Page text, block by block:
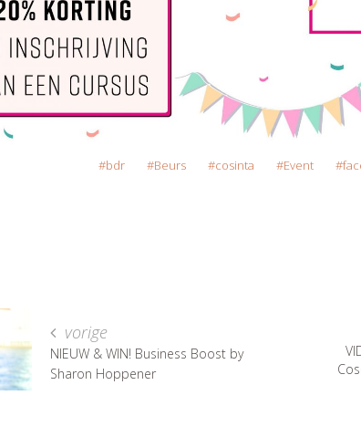
bdr Beurs cosinta Event
vorige
NIEUW & WIN! Business Boost by
Sharon Hoppener